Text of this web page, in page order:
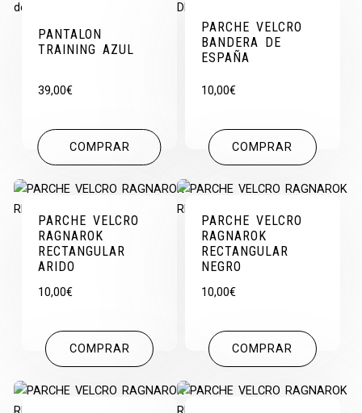
PANTALON
TRAINING AZUL
39,00€
COMPRAR
PARCHE VELCRO
BANDERA DE
ESPAÑA
10,00€
COMPRAR
PARCHE VELCRO
RAGNAROK
RECTANGULAR
ARIDO
10,00€
COMPRAR
PARCHE VELCRO
RAGNAROK
RECTANGULAR
NEGRO
10,00€
COMPRAR